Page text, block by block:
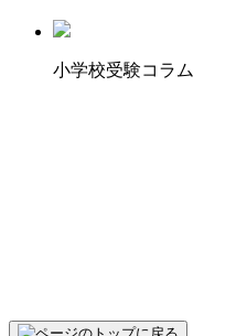
小学校受験コラム